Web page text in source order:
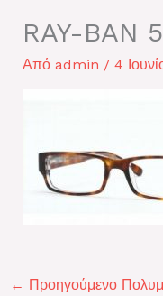
RAY-BAN
Από admin / 4
← Προηγούμενο